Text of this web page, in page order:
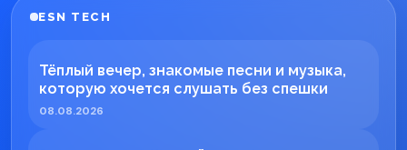
ESN TECH
Тёплый вечер, знакомые песни и музыка,
которую хочется слушать без спешки
08.08.2026